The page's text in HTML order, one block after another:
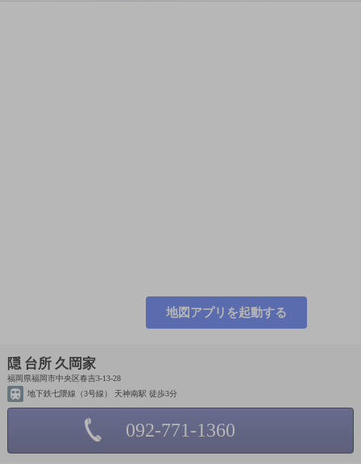
地図アプリを起動する
隠 台所 久岡家
福岡県福岡市中央区春吉3-13-28
地下鉄七隈線（3号線） 天神南駅 徒歩3分
092-771-1360